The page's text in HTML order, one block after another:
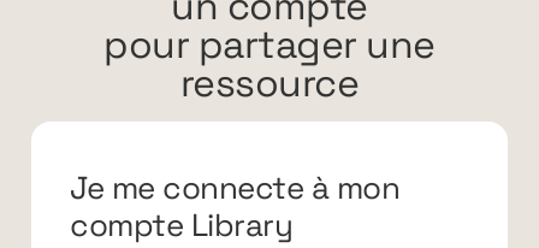
pour partager une
ressource
Je me connecte à mon
compte Library